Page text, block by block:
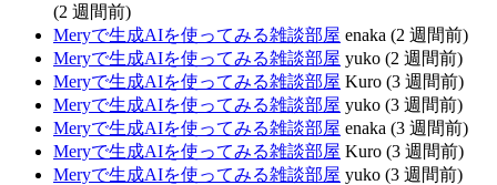
(2 週間前)
Meryで生成AIを使ってみる雑談部屋 enaka (2 週間前)
Meryで生成AIを使ってみる雑談部屋 yuko (2 週間前)
Meryで生成AIを使ってみる雑談部屋 Kuro (3 週間前)
Meryで生成AIを使ってみる雑談部屋 yuko (3 週間前)
Meryで生成AIを使ってみる雑談部屋 enaka (3 週間前)
Meryで生成AIを使ってみる雑談部屋 Kuro (3 週間前)
Meryで生成AIを使ってみる雑談部屋 yuko (3 週間前)